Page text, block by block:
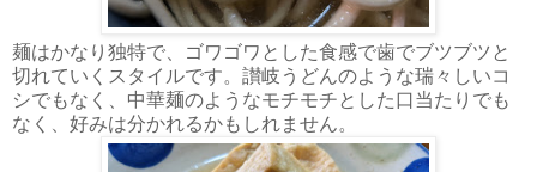
麺はかなり独特で、ゴワゴワとした食感で歯でブツブツと
切れていくスタイルです。讃岐うどんのような瑞々しいコ
シでもなく、中華麺のようなモチモチとした口当たりでも
なく、好みは分かれるかもしれません。